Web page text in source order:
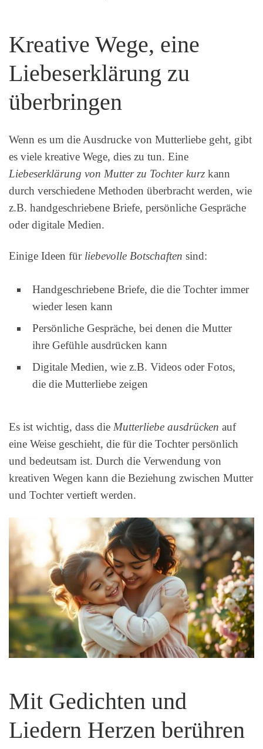
Kreative Wege, eine
Liebeserklärung zu
überbringen
Wenn es um die Ausdrucke von Mutterliebe geht, gibt
es viele kreative Wege, dies zu tun. Eine
Liebeserklärung von Mutter zu Tochter kurz kann
durch verschiedene Methoden überbracht werden, wie
z.B. handgeschriebene Briefe, persönliche Gespräche
oder digitale Medien.
Einige Ideen für liebevolle Botschaften sind:
Handgeschriebene Briefe, die die Tochter immer
wieder lesen kann
Persönliche Gespräche, bei denen die Mutter
ihre Gefühle ausdrücken kann
Digitale Medien, wie z.B. Videos oder Fotos,
die die Mutterliebe zeigen
Es ist wichtig, dass die Mutterliebe ausdrücken auf
eine Weise geschieht, die für die Tochter persönlich
und bedeutsam ist. Durch die Verwendung von
kreativen Wegen kann die Beziehung zwischen Mutter
und Tochter vertieft werden.
Mit Gedichten und
Liedern Herzen berühren